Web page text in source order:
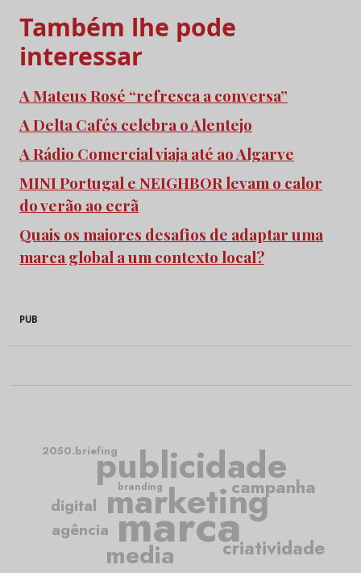
Também lhe pode
interessar
A Mateus Rosé “refresca a conversa”
A Delta Cafés celebra o Alentejo
A Rádio Comercial viaja até ao Algarve
MINI Portugal e NEIGHBOR levam o calor
do verão ao ecrã
Quais os maiores desafios de adaptar uma
marca global a um contexto local?
PUB
marketing
publicidade
marcacriatividade
campanha
media
agência
digital
2050.briefing
branding